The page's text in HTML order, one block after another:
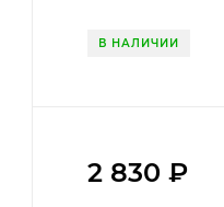
В НАЛИЧИИ
2 830₽